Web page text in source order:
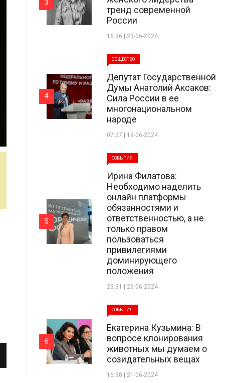
тренд современной
России
16:36 | 23-06-2024
3
ОБЩЕСТВО
Депутат Государственной
Думы Анатолий Аксаков:
Сила России в ее
многонациональном
народе
07:27 | 19-06-2024
4
СОБЫТИЯ
Ирина Филатова:
Необходимо наделить
онлайн платформы
обязанностями и
ответственностью, а не
только правом
пользоваться
привилегиями
доминирующего
положения
23:31 | 26-06-2024
5
СОБЫТИЯ
Екатерина Кузьмина: В
вопросе клонирования
животных мы думаем о
созидательных вещах
16:38 | 21-06-2024
6